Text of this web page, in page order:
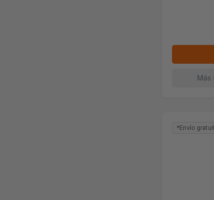
Más
*Envío